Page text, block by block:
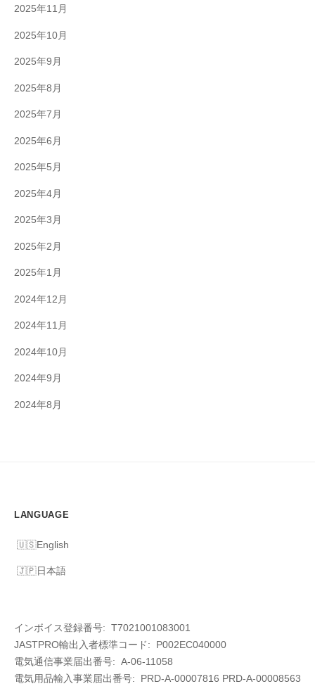
2025年11月
2025年10月
2025年9月
2025年8月
2025年7月
2025年6月
2025年5月
2025年4月
2025年3月
2025年2月
2025年1月
2024年12月
2024年11月
2024年10月
2024年9月
2024年8月
LANGUAGE
English
日本語
インボイス登録番号: T7021001083001
JASTPRO輸出入者標準コード: P002EC040000
電気通信事業届出番号: A-06-11058
電気用品輸入事業届出番号:
PRD-A-00007816 PRD-A-00008563